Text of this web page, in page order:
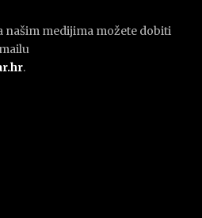
našim medijima možete dobiti
.